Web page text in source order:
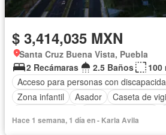
$ 3,414,035 MXN
Santa Cruz Buena Vista, Puebla
2 Recámaras
2.5 Baños
100
Acceso para personas con
Zona infantil
Asador
Caseta de
Elevador
Estacionamiento Internet
Hace 1 semana, 1 día en - Karla Avila